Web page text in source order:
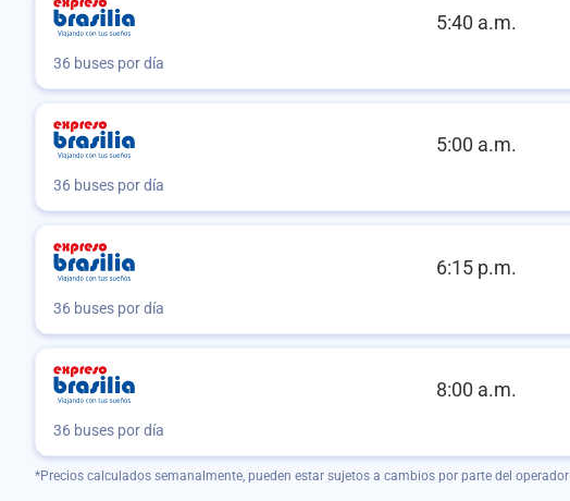
5:40 a.m.
36 buses por día
5:00 a.m.
36 buses por día
6:15 p.m.
36 buses por día
8:00 a.m.
36 buses por día
*Precios calculados semanalmente, pueden estar sujetos a cambios por parte del operador